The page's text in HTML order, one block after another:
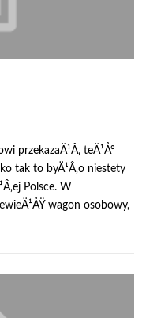
przekazaÄ¹Â‚ teÄ¹Åº
tak to byÄ¹Â‚o niestety
Polsce. W
wagon osobowy,